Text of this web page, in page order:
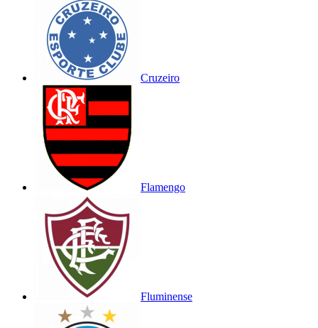
Cruzeiro
Flamengo
Fluminense